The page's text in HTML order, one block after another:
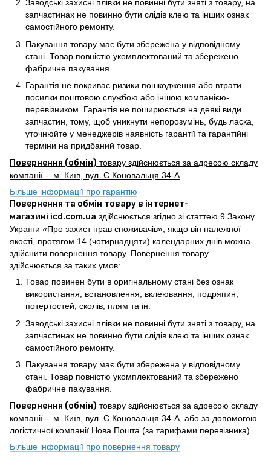
Заводські захисні плівки не повинні бути зняті з товару, на
запчастинах не повинно бути слідів клею та інших ознак
самостійного ремонту.
Пакування товару має бути збережена у відповідному
стані. Товар повністю укомплектований та збережено
фабричне пакування.
Гарантія не покриває ризики пошкодження або втрати
посилки поштовою службою або іншою компанією-
перевізником. Гарантія не поширюється на деякі види
запчастин, тому, щоб уникнути непорозумінь, будь ласка,
уточнюйте у менеджерів наявність гарантії та гарантійні
терміни на придбаний товар.
Повернення (обмін) товару здійснюється за адресою складу
компанії - м. Київ, вул. Є.Коновальця 34-А
Більше інформації про гарантію
Повернення та обмін товару в інтернет-
магазині icd.com.ua здійснюється згідно зі статтею 9 Закону
України «Про захист прав споживачів», якщо він належної
якості, протягом 14 (чотирнадцяти) календарних днів можна
здійснити повернення товару. Повернення товару
здійснюється за таких умов:
Товар повинен бути в оригінальному стані без ознак
використання, встановлення, вклеювання, подряпин,
потертостей, сколів, плям та ін.
Заводські захисні плівки не повинні бути зняті з товару, на
запчастинах не повинно бути слідів клею та інших ознак
самостійного ремонту.
Пакування товару має бути збережена у відповідному
стані. Товар повністю укомплектований та збережено
фабричне пакування.
Повернення (обмін) товару здійснюється за адресою складу
компанії - м. Київ, вул. Є.Коновальця 34-А, або за допомогою
логістичної компанії Нова Пошта (за тарифами перевізника).
Більше інформації про повернення товару